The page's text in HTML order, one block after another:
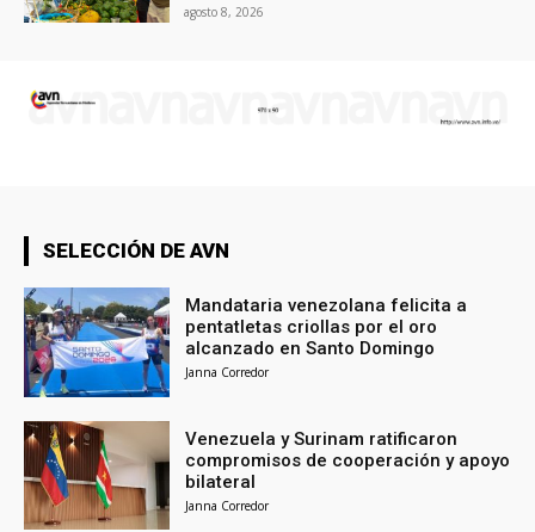
agosto 8, 2026
SELECCIÓN DE AVN
Mandataria venezolana felicita a
pentatletas criollas por el oro
alcanzado en Santo Domingo
Janna Corredor
Venezuela y Surinam ratificaron
compromisos de cooperación y apoyo
bilateral
Janna Corredor